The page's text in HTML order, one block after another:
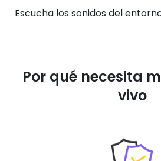
Escucha los sonidos del
Por qué necesita
vivo